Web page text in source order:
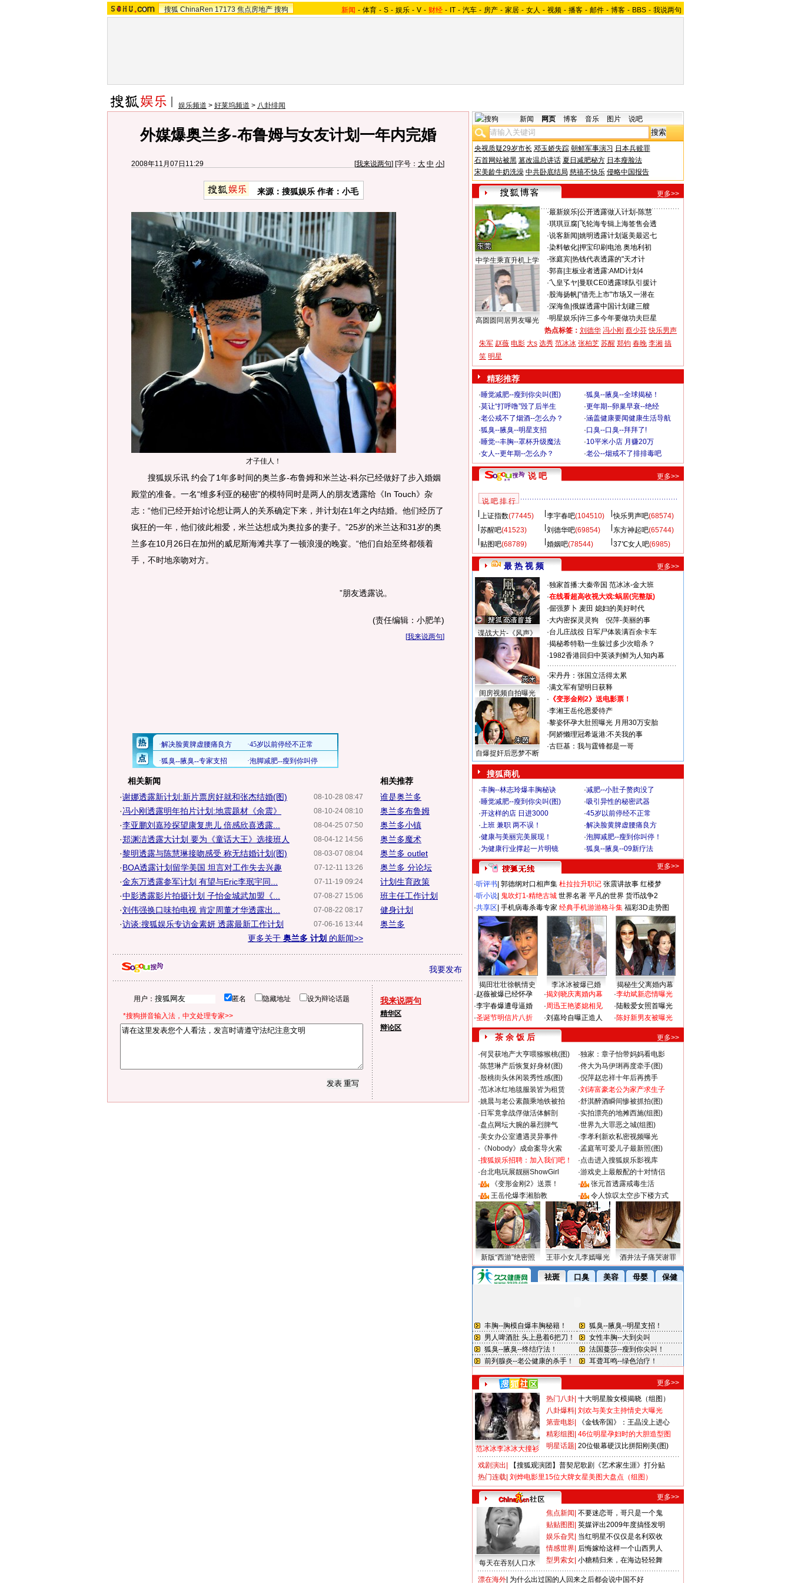
搜狐 ChinaRen 17173 焦点房地产 搜狗 新闻 - 体育 - S - 娱乐 - V - 财经 - IT - 汽车 - 房产 - 家居 - 女人 - 视频 - 播客 - 邮件 - 博客 - BBS - 我说两句
娱乐频道 > 好莱坞频道 > 八卦绯闻
外媒爆奥兰多-布鲁姆与女友计划一年内完婚
2008年11月07日11:29 [我来说两句] [字号： 大 中 小]
来源：搜狐娱乐 作者：小毛
才子佳人！
搜狐娱乐讯 约会了1年多时间的奥兰多-布鲁姆和米兰达-科尔已经做好了步入婚姻
殿堂的准备。一名“维多利亚的秘密”的模特同时是两人的朋友透露给《In Touch》杂
志：“他们已经开始讨论想让两人的关系确定下来，并计划在1年之内结婚。他们经历了
疯狂的一年，他们彼此相爱，米兰达想成为奥拉多的妻子。”25岁的米兰达和31岁的奥
兰多在10月26日在加州的威尼斯海滩共享了一顿浪漫的晚宴。“他们自始至终都领着
手，不时地亲吻对方。
”朋友透露说。
(责任编辑：小肥羊)
[我来说两句]
相关新闻
08-10-28 08:47
·谢娜透露新计划:新片票房好就和张杰结婚(图)
08-10-24 08:10
·冯小刚透露明年拍片计划:地震题材《余震》
08-04-25 07:50
·李亚鹏刘嘉玲探望康复患儿 倍感欣喜透露...
08-04-12 14:56
·郑渊洁透露大计划 要为《童话大王》选接班人
08-03-07 08:04
·黎明透露与陈慧琳接吻感受 称无结婚计划(图)
07-12-11 13:26
·BOA透露计划留学美国 坦言对工作失去兴趣
07-11-19 09:24
·金东万透露参军计划 有望与Eric李珉宇同...
07-08-27 15:06
·中影透露影片拍摄计划 子怡金城武加盟《...
07-08-22 08:17
·刘伟强换口味拍电视 肯定周董才华透露出...
07-06-16 13:44
·访谈:搜狐娱乐专访金素妍 透露最新工作计划
更多关于 奥兰多 计划 的新闻>>
相关推荐
谁是奥兰多
奥兰多布鲁姆
奥兰多小镇
奥兰多魔术
奥兰多 outlet
奥兰多 分论坛
计划生育政策
班主任工作计划
健身计划
奥兰多
我要发布
用户： 匿名 隐藏地址 设为辩论话题
*搜狗拼音输入法，中文处理专家>>
我来说两句
精华区
辩论区
新闻 网页 博客 音乐 图片 说吧
央视质疑29岁市长 邓玉娇失踪 朝鲜军事演习 日本兵赎罪
石首网站被黑 篡改温总讲话 夏日减肥秘方 日本瘦脸法
宋美龄牛奶洗澡 中共卧底结局 慈禧不快乐 侵略中国报告
更多>>
中学生乘直升机上学
高圆圆同居男友曝光
·最新娱乐| 公开透露做人计划-陈慧
·琪琪豆腐| 飞轮海专辑上海签售会透
·说客新闻 姚明透露计划返美最迟七
·染料敏化| 押宝印刷电池 奥地利初
·张庭宾| 热钱代表透露的"天才计
·郭喜| 主板业者透露:AMD计划4
·乀皇孓ヤ 曼联CE0透露球队引援计
·股海扬帆| "借壳上市"市场又一潜在
·深海鱼 俄媒透露中国计划建三艘
·明星娱乐| 许三多今年要做功夫巨星
热点标签： 刘德华 冯小刚 蔡少芬 快乐男声
朱军 赵薇 电影 大s 选秀 范冰冰 张柏芝 苏醒 郑钧 春晚 李湘 搞
笑 明星
精彩推荐
·睡觉减肥--瘦到你尖叫(图) ·狐臭--腋臭--全球揭秘！
·莫让“打呼噜”毁了后半生 ·更年期--卵巢早衰--绝经
·老公戒不了烟酒--怎么办？ ·涵盖健康要闻健康生活导航
·狐臭--腋臭--明星支招 ·口臭--口臭--拜拜了!
·睡觉--丰胸--罩杯升级魔法 ·10平米小店 月赚20万
·女人--更年期--怎么办？ ·老公--烟戒不了排排毒吧
说 吧 更多>>
说 吧 排 行
上证指数(77445) 李宇春吧(104510) 快乐男声吧(68574)
苏醒吧(41523) 刘德华吧(69854) 东方神起吧(65744)
贴图吧(68789) 婚姻吧(78544) 37℃女人吧(6985)
最 热 视 频 更多>>
谍战大片-《风声》
闺房视频自拍曝光
自爆捉奸后恶梦不断
·独家首播:大秦帝国 范冰冰-金大班
·在线看超高收视大戏:蜗居(完整版)
·倔强萝卜 麦田 媳妇的美好时代
·大内密探灵灵狗
倪萍-美丽的事
·台儿庄战役 日军尸体装满百余卡车
·揭秘希特勒一生躲过多少次暗杀？
·1982香港回归中英谈判鲜为人知内幕
·宋丹丹：张国立活得太累
·满文军有望明日获释
· 《变形金刚2》送电影票！
·李湘王岳伦恩爱待产
·黎姿怀孕大肚照曝光 月用30万安胎
·阿娇懒理冠希返港:不关我的事
·古巨基：我与霆锋都是一哥
搜狐商机
·丰胸--林志玲爆丰胸秘诀 ·减肥--小肚子赘肉没了
·睡觉减肥--瘦到你尖叫(图) ·吸引异性的秘密武器
·开这样的店 日进3000 ·45岁以前停经不正常
·上班 兼职 两不误！ ·解决脸黄脾虚腰痛良方
·健康与美丽完美展现！ ·泡脚减肥--瘦到你叫停！
·为健康行业撑起一片明镜 ·狐臭--腋臭--09新疗法
更多>>
·听评书 郭德纲对口相声集 杜拉拉升职记 张震讲故事 红楼梦
·听小说 鬼吹灯1-精绝古城 世界名著 平凡的世界 货币战争2
·共享区 手机病毒杀毒专家 经典手机游游格斗集 福彩3D走势图
揭田壮壮徐帆情史 李冰冰被爆已婚
揭秘生父离婚内幕
·赵薇被爆已经怀孕
·李宇春爆遭母逼婚
·圣诞节明信片八折
·揭刘晓庆离婚内幕
·周迅王艳婆媳相见
·刘嘉玲自曝正造人
·李幼斌新恋情曝光
·陆毅爱女照首曝光
·陈好新男友被曝光
茶 余 饭 后
更多>>
·何炅获地产大亨喂猕猴桃(图) ·独家：章子怡带妈妈看电影
·陈慧琳产后恢复好身材(图) ·佟大为马伊琍再度牵手(图)
·殷桃街头休闲装秀性感(图) ·倪萍赵忠祥十年后再携手
·范冰冰红地毯服装皆为租赁 ·刘涛富豪老公为家产求生子
·姚晨与老公素颜乘地铁被拍 ·舒淇醉酒瞬间惨被抓拍(图)
· 日军竟拿战俘做活体解剖 ·实拍漂亮的地摊西施(组图)
·盘点网坛大腕的暴烈脾气 ·世界九大罪恶之城(组图)
·美女办公室遭遇灵异事件 ·李孝利新欢私密视频曝光
· 《Nobody》成命案导火索 ·孟庭苇可爱儿子最新照(图)
·搜狐娱乐招聘：加入我们吧！ ·点击进入搜狐娱乐影视库
·台北电玩展靓丽ShowGirl ·游戏史上最般配的十对情侣
·
《变形金刚2》送票！ ·
张元首透露戒毒生活
·
王岳伦爆李湘胎教 · 令人惊叹太空步下楼方式
新版“西游”绝密照 王菲小女儿李嫣曝光 酒井法子痛哭谢罪
更多>>
范冰冰李冰冰大撞衫
热门八卦 十大明星脸女模揭晓（组图）
八卦爆料 刘欢与美女主持情史大曝光
第壹电影
《金钱帝国》：王晶没上进心
精彩组图 46位明星孕妇时的大胆造型图
明星话题 20位银幕硬汉比拼阳刚美(图)
戏剧演出
【搜狐观演团】普契尼歌剧《艺术家生涯》打分贴
热门连载 刘烨电影里15位大牌女星美图大盘点（组图）
更多>>
每天在吞别人口水
焦点新闻 不要迷恋哥，哥只是一个鬼
贴贴图图 英媒评出2009年度搞怪发明
娱乐旮旯 当红明星不仅仅是名利双收
情感世界 后悔嫁给这样一个山西男人
型男索女 小糖精归来，在海边轻轻舞
漂在海外 为什么出过国的人回来之后都会说中国不好